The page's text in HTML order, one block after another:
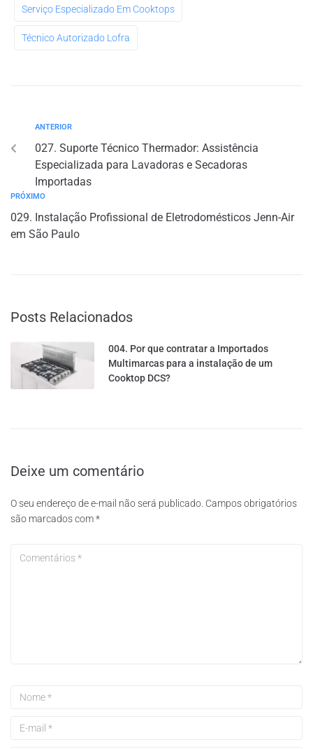
Serviço Especializado Em Cooktops
Técnico Autorizado Lofra
ANTERIOR
027. Suporte Técnico Thermador: Assistência
Especializada para Lavadoras e Secadoras
Importadas
PRÓXIMO
029. Instalação Profissional de Eletrodomésticos Jenn-Air
em São Paulo
Posts Relacionados
004. Por que contratar a Importados
Multimarcas para a instalação de um
Cooktop DCS?
Deixe um comentário
O seu endereço de e-mail não será publicado. Campos obrigatórios
são marcados com*